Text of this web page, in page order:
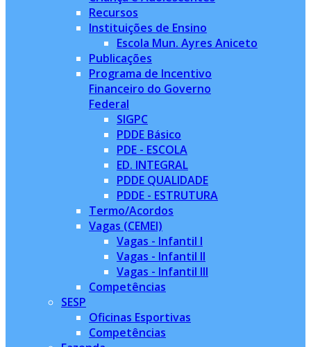
Recursos
Instituições de Ensino
Escola Mun. Ayres Aniceto
Publicações
Programa de Incentivo
Financeiro do Governo
Federal
SIGPC
PDDE Básico
PDE - ESCOLA
ED. INTEGRAL
PDDE QUALIDADE
PDDE - ESTRUTURA
Termo/Acordos
Vagas (CEMEI)
Vagas - Infantil I
Vagas - Infantil II
Vagas - Infantil III
Competências
SESP
Oficinas Esportivas
Competências